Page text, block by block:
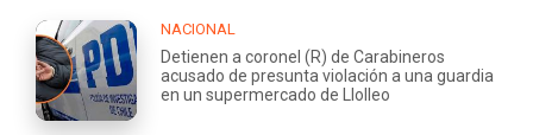
NACIONAL
Detienen a coronel (R) de Carabineros
acusado de presunta violación a una guardia
en un supermercado de Llolleo